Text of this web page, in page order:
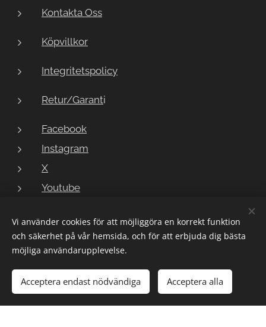
Lägg i kundvagnen
Kontakta Oss
Köpvillkor
Integritetspolicy
Retur/Garanti
Facebook
Instagram
X
Youtube
Copyright © 2023 LarmButiken Cookies
Vi använder cookies för att möjliggöra en korrekt funktion
och säkerhet på vår hemsida, och för att erbjuda dig bästa
möjliga användarupplevelse.
Acceptera endast nödvändiga Acceptera alla